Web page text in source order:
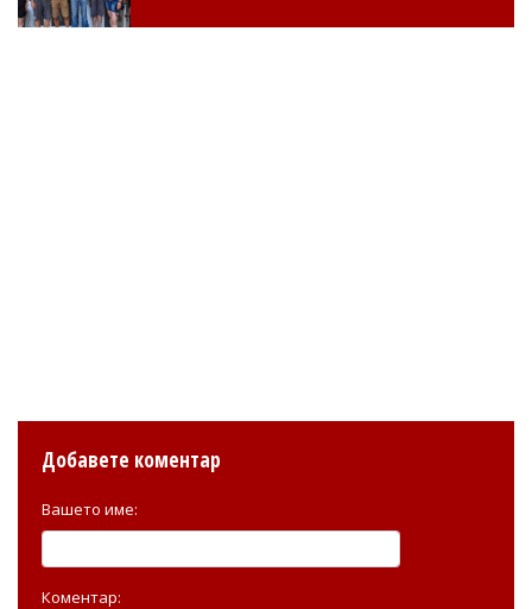
Добавете коментар
Вашето име:
Коментар: